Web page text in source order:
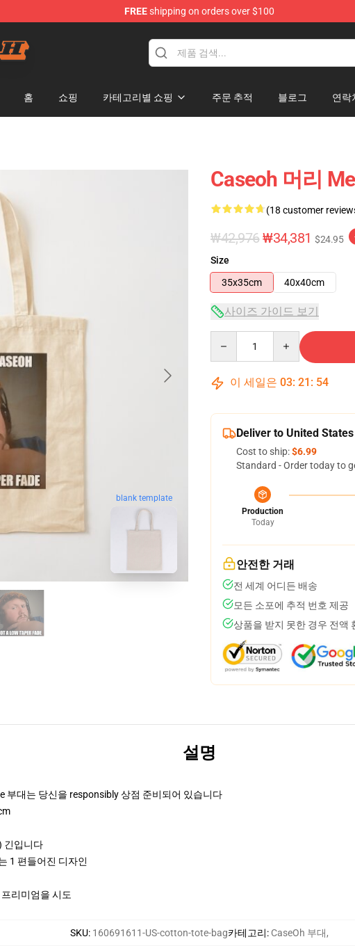
FREEshipping on orders over $100
홈 쇼핑 카테고리별 쇼핑 주문 추적 블로그 연락
blank template
Caseoh 머리
(18 customer
₩42,976₩34,381 $24.95
Size
35x35cm
40x40cm
사이즈 가이드 보기
이 세일은 03: 21 : 53
Deliver to United States
Cost to ship:$6.99
Standard - Order today to
Production
Today
안전한 거래
전 세계 어디든 배송
모든 소포에 추적 번호 제공
상품을 받지 못한 경우 전액
설명
부대는 당신을 responsibly 상점 준비되어 있습니다
긴입니다
1 편들어진 디자인
리미엄을 시도
SKU: 160691611-US-cotton-tote-bag카테고리: CaseOh 부대,